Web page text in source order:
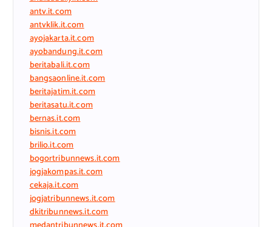
antv.it.com
antvklik.it.com
ayojakarta.it.com
ayobandung.it.com
beritabali.it.com
bangsaonline.it.com
beritajatim.it.com
beritasatu.it.com
bernas.it.com
bisnis.it.com
brilio.it.com
bogortribunnews.it.com
jogjakompas.it.com
cekaja.it.com
jogjatribunnews.it.com
dkitribunnews.it.com